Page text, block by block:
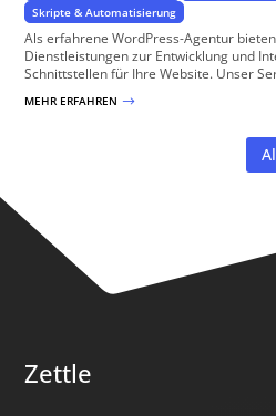
Skripte & Automatisierung
Als erfahrene WordPress-Agentur
Dienstleistungen zur Entwicklung und
Schnittstellen für Ihre Website. Unser
MEHR ERFAHREN $
Zettle